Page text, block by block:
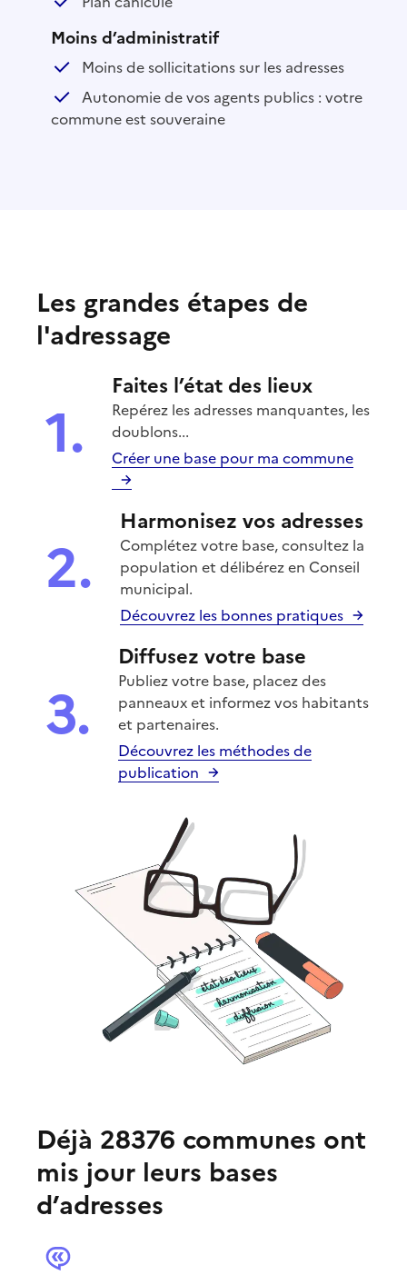
Moins d’administratif
Moins de sollicitations sur les adresses
Autonomie de vos agents publics : votre
commune est souveraine
Les grandes étapes de
l'adressage
1.
Faites l’état des lieux
Repérez les adresses manquantes, les
doublons...
Créer une base pour ma commune
2.
Harmonisez vos adresses
Complétez votre base, consultez la
population et délibérez en Conseil
municipal.
Découvrez les bonnes pratiques
3.
Diffusez votre base
Publiez votre base, placez des
panneaux et informez vos habitants
et partenaires.
Découvrez les méthodes de
publication
Déjà 28376 communes ont
mis jour leurs bases
d’adresses